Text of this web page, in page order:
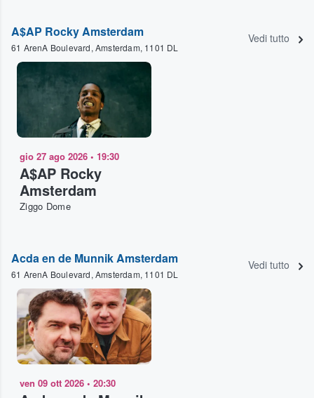
A$AP Rocky Amsterdam
61 ArenA Boulevard, Amsterdam, 1101 DL
Vedi tutto
gio 27 ago 2026 • 19:30
A$AP Rocky
Amsterdam
Ziggo Dome
Acda en de Munnik Amsterdam
61 ArenA Boulevard, Amsterdam, 1101 DL
Vedi tutto
ven 09 ott 2026 • 20:30